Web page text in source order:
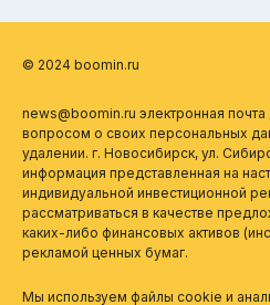
© 2024 boomin.ru
news@boomin.ru электронная
вопросом о своих персональных
удалении. г. Новосибирск, ул.
информация представленная на
индивидуальной инвестиционной
рассматриваться в качестве
каких-либо финансовых активов
рекламой ценных бумаг.
Мы используем файлы cookie и